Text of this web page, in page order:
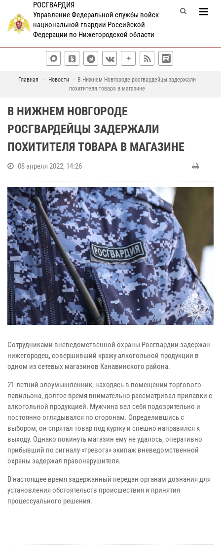
РОСГВАРДИЯ
Управление Федеральной службы войск
национальной гвардии Российской
Федерации по Нижегородской области
Главная Новости
В Нижнем Новгороде росгвардейцы задержали
похитителя товара в магазине
В НИЖНЕМ НОВГОРОДЕ
РОСГВАРДЕЙЦЫ ЗАДЕРЖАЛИ
ПОХИТИТЕЛЯ ТОВАРА В МАГАЗИНЕ
08 апреля 2022, 14:26
Сотрудниками вневедомственной охраны Росгвардии задержан
нижегородец, совершивший кражу алкогольной продукции в
одном из сетевых магазинов Канавинского района.
21-летний злоумышленник, находясь в помещении торгового
павильона, долгое время внимательно рассматривал прилавки с
алкогольной продукцией. Мужчина вел себя подозрительно и
постоянно оглядывался по сторонам. Определившись с
выбором, он спрятал товар под куртку и спешно направился к
выходу. Однако покинуть магазин ему не удалось, оперативно
прибывший по сигналу «тревога» экипаж вневедомственной
охраны задержал правонарушителя.
В настоящее время задержанный передан органам дознания для
установления обстоятельств происшествия и принятия
процессуального решения.